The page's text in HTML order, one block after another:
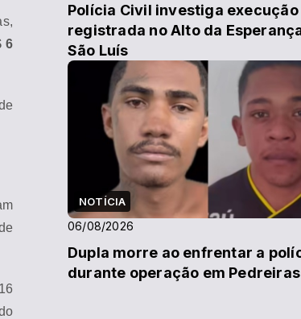
6
Polícia Civil investiga execução
registrada no Alto da
São Luís
NOTÍCIA
06/08/2026
Dupla morre ao enfrentar a
durante operação em Pedreiras